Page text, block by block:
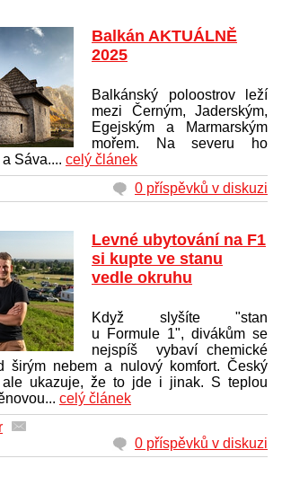
Balkán AKTUÁLNĚ
2025
Balkánský poloostrov leží
mezi Černým, Jaderským,
Egejským a Marmarským
mořem. Na severu ho
Sáva.... celý článek
0 příspěvků v diskuzi
Levné ubytování na F1
si kupte ve stanu
vedle okruhu
Když slyšíte "stan
u Formule 1", divákům se
nejspíš vybaví chemické
širým nebem a nulový komfort. Český
ale ukazuje, že to jde i jinak. S teplou
celý článek
0 příspěvků v diskuzi